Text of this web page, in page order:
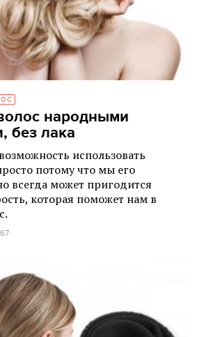
народными
без лака
использовать
потому что мы его
всегда может пригодится
которая поможет нам в